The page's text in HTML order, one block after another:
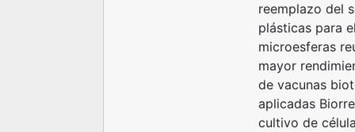
reemplazo del
plásticas para
microesferas
mayor
de vacunas
aplicadas
cultivo de